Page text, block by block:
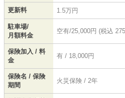
更新料 1.5万円
駐車場/
月額料金
空有/25,000円 (税込
保険加入 / 料
金
有 / 18,000円
保険名 / 保険
期間
火災保険 / 2年